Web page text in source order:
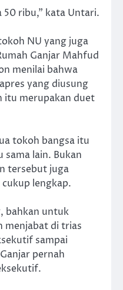
50 ribu,” kata Untari.
NU yang juga
Ganjar Mahfud
menilai bahwa
yang diusung
itu merupakan duet
tokoh bangsa itu
sama lain. Bukan
tersebut juga
lengkap.
bahkan untuk
menjabat di trias
sampai
pernah